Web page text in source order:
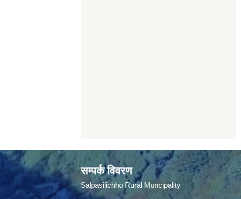
सम्पर्क विवरण
Salpasilichho Rural Muncipality